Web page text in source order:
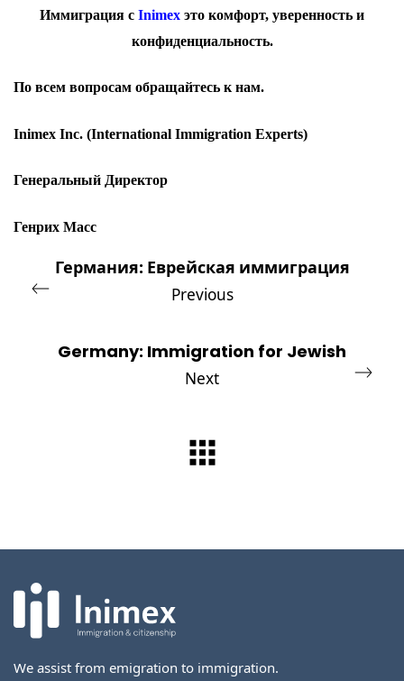
Иммиграция с Inimex это комфорт, уверенность и
конфиденциальность.
По всем вопросам обращайтесь к нам.
Inimex Inc. (International Immigration Experts)
Генеральный Директор
Генрих Масс
Германия: Еврейская иммиграция
Previous
Germany: Immigration for Jewish
Next
We assist from emigration to immigration.